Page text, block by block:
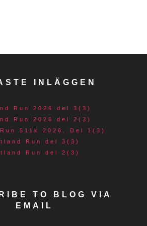
INLÄGGEN
Run 2026 del 3(3)
Run 2026 del 2(3)
511k 2026. Del 1(3)
Run del 3(3)
Run del 2(3)
TO BLOG VIA
EMAIL